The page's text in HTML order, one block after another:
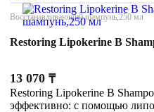
Восстанавливающий шампунь,250 мл
Restoring Lipokerine B
13 070 ₸
Restoring Lipokerine B
эффективно: с помощью